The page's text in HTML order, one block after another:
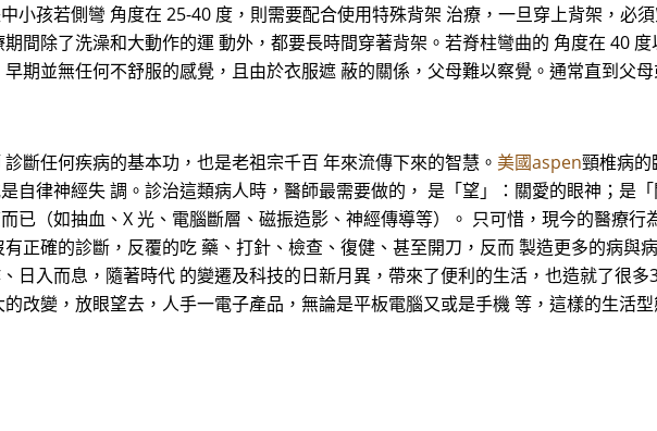
小孩若側彎 角度在 25-40 度，則需要配合使用特殊背架 治療，一旦穿上背架，必
間除了洗澡和大動作的運 動外，都要長時間穿著背架。若脊柱彎曲的 角度在 40
期並無任何不舒服的感覺，且由於衣服遮 蔽的關係，父母難以察覺。通常直到父
診斷任何疾病的基本功，也是老祖宗千百 年來流傳下來的智慧。 美國aspen頸椎病的
自律神經失 調。診治這類病人時，醫師最需要做的， 是「望」：關愛的眼神；是
已（如抽血、X 光、電腦斷層、磁振造影、神經傳導等）。 只可惜，現今的醫療
正確的診斷，反覆的吃 藥、打針、檢查、復健、甚至開刀，反而 製造更多的病與
日入而息，隨著時代 的變遷及科技的日新月異，帶來了便利的生活，也造就了很
改變，放眼望去，人手一電子產品，無論是平板電腦又或是手機 等，這樣的生活